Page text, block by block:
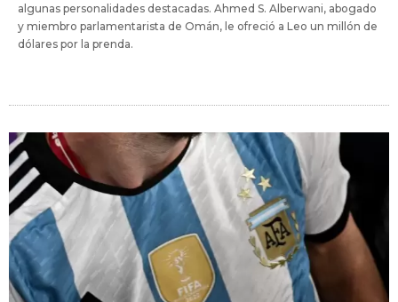
algunas personalidades destacadas. Ahmed S. Alberwani, abogado
y miembro parlamentarista de Omán, le ofreció a Leo un millón de
dólares por la prenda.